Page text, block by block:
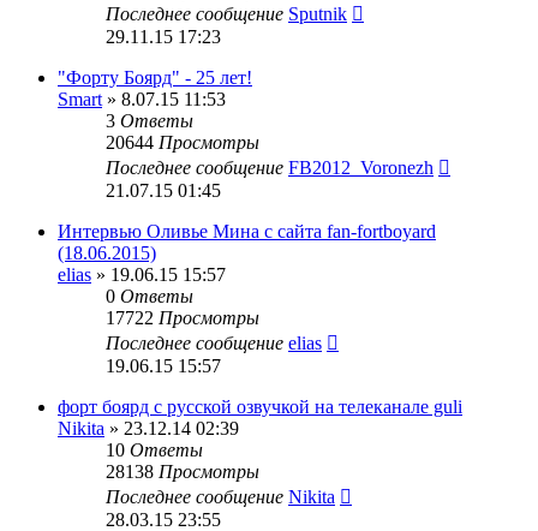
Последнее сообщение Sputnik
29.11.15 17:23
"Форту Боярд" - 25 лет!
Smart » 8.07.15 11:53
3 Ответы
20644 Просмотры
Последнее сообщение FB2012_Voronezh
21.07.15 01:45
Интервью Оливье Мина с сайта fan-fortboyard
(18.06.2015)
elias » 19.06.15 15:57
0 Ответы
17722 Просмотры
Последнее сообщение elias
19.06.15 15:57
форт боярд с русской озвучкой на телеканале guli
Nikita » 23.12.14 02:39
10 Ответы
28138 Просмотры
Последнее сообщение Nikita
28.03.15 23:55